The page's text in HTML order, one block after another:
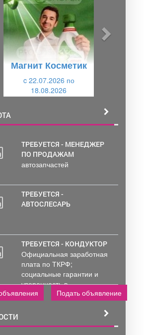
Магнит Косметик
c 22.07.2026 по
18.08.2026
ТРЕБУЕТСЯ - МЕНЕДЖЕР
ПО ПРОДАЖАМ
автозапчастей
ТРЕБУЕТСЯ -
АВТОСЛЕСАРЬ
ТРЕБУЕТСЯ - КОНДУКТОР
Официальная заработная
плата по ТКРФ;
социальные гарантии и
уверенность в...
Подать объявление